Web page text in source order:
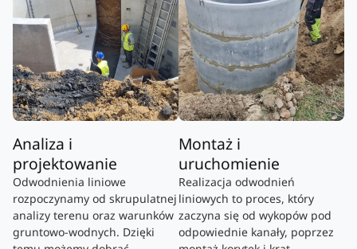
Analiza i
projektowanie
Odwodnienia liniowe
rozpoczynamy od skrupulatnej
analizy terenu oraz warunków
gruntowo-wodnych. Dzięki
Montaż i
uruchomienie
Realizacja odwodnień
liniowych to proces, który
zaczyna się od wykopów pod
odpowiednie kanały, poprzez